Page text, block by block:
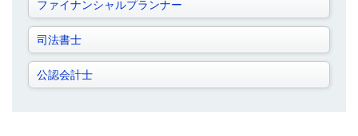
ファイナンシャルプランナー
司法書士
公認会計士